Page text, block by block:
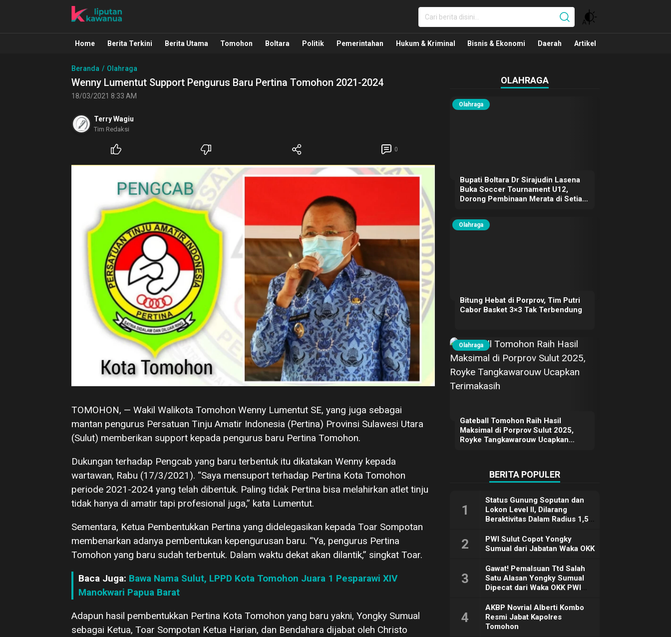
Liputan Kawanua
Berita Manado, Sulawesi Utara, Kawanua, Politik, Pemerintahan, Hukum Kriminal dan Nasional
Home Berita Terkini Berita Utama Tomohon Boltara Politik Pemerintahan Hukum & Kriminal Bisnis & Ekonomi Daerah Artikel
Beranda Olahraga
Wenny Lumentut Support Pengurus Baru Pertina Tomohon 2021-2024
18/03/2021 8:33 AM
Terry Wagiu
Tim Redaksi
0
TOMOHON, — Wakil Walikota Tomohon Wenny Lumentut SE, yang juga sebagai
mantan pengurus Persatuan Tinju Amatir Indonesia (Pertina) Provinsi Sulawesi Utara
(Sulut) memberikan support kepada pengurus baru Pertina Tomohon.
Dukungan terhadap Pengcab yang baru terbentuk itu dikatakan Wenny kepada
wartawan, Rabu (17/3/2021). “Saya mensuport terhadap Pertina Kota Tomohon
periode 2021-2024 yang telah dibentuk. Paling tidak Pertina bisa melahirkan atlet tinju
tidak hanya di amatir tapi profesional juga,” kata Lumentut.
Sementara, Ketua Pembentukkan Pertina yang didelegasikan kepada Toar Sompotan
membenarkan adanya pembentukan kepengurusan baru. “Ya, pengurus Pertina
Tomohon yang baru sudah terbentuk. Dalam waktu dekat akan dilantik,” singkat Toar.
Baca Juga: Bawa Nama Sulut, LPPD Kota Tomohon Juara 1 Pesparawi XIV
Manokwari Papua Barat
Adapun hasil pembentukkan Pertina Kota Tomohon yang baru yakni, Yongky Sumual
sebagai Ketua, Toar Sompotan Ketua Harian, dan Bendahara dijabat oleh Christo
OLAHRAGA
Olahraga
Bupati Boltara Dr Sirajudin Lasena
Buka Soccer Tournament U12,
Dorong Pembinaan Merata di Setiap
Olahraga
Bitung Hebat di Porprov, Tim Putri
Cabor Basket 3×3 Tak Terbendung
Olahraga
Gateball Tomohon Raih Hasil
Maksimal di Porprov Sulut 2025,
Royke Tangkawarouw Ucapkan
BERITA POPULER
1
Status Gunung Soputan dan
Lokon Level II, Dilarang
Beraktivitas Dalam Radius 1,5
2
PWI Sulut Copot Yongky
Sumual dari Jabatan Waka OKK
3
Gawat! Pemalsuan Ttd Salah
Satu Alasan Yongky Sumual
Dipecat dari Waka OKK PWI
4
AKBP Novrial Alberti Kombo
Resmi Jabat Kapolres
Tomohon